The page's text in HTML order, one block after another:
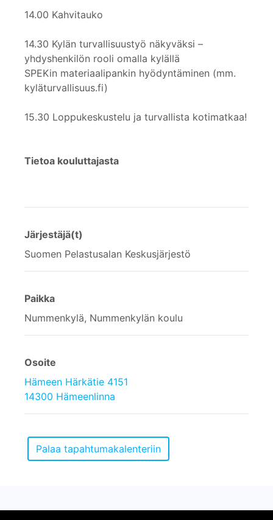
14.00 Kahvitauko
14.30 Kylän turvallisuustyö näkyväksi –
yhdyshenkilön rooli omalla kylällä
SPEKin materiaalipankin hyödyntäminen (mm.
kyläturvallisuus.fi)
15.30 Loppukeskustelu ja turvallista kotimatkaa!
Tietoa kouluttajasta
Järjestäjä(t)
Suomen Pelastusalan Keskusjärjestö
Paikka
Nummenkylä, Nummenkylän koulu
Osoite
Hämeen Härkätie 4151
14300 Hämeenlinna